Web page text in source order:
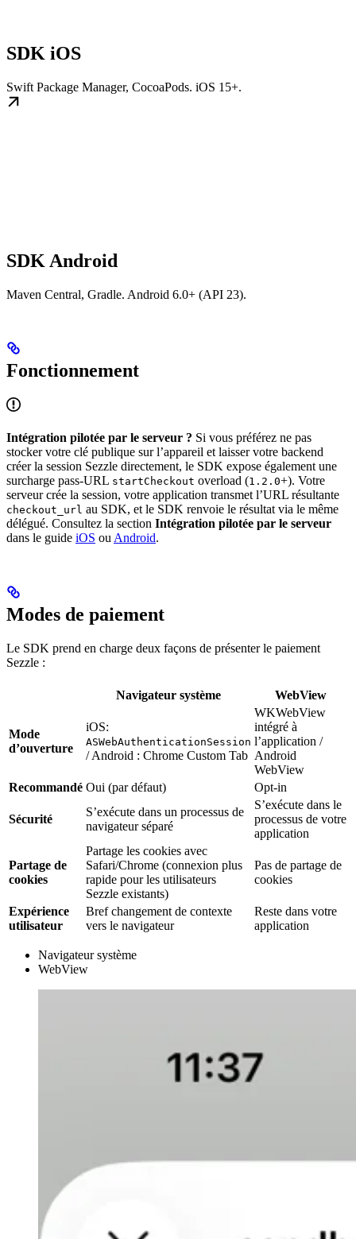
SDK iOS
Swift Package Manager, CocoaPods. iOS 15+.
SDK Android
Maven Central, Gradle. Android 6.0+ (API 23).
Fonctionnement
Intégration pilotée par le serveur ? Si vous préférez ne pas
stocker votre clé publique sur l’appareil et laisser votre backend
créer la session Sezzle directement, le SDK expose également une
surcharge pass-URL startCheckout overload (1.2.0+). Votre
serveur crée la session, votre application transmet l’URL résultante
checkout_url au SDK, et le SDK renvoie le résultat via le même
délégué. Consultez la section Intégration pilotée par le serveur
dans le guide iOS ou Android.
Modes de paiement
Le SDK prend en charge deux façons de présenter le paiement
Sezzle :
Navigateur système WebView
Mode
d’ouverture
iOS:
ASWebAuthenticationSession
/ Android : Chrome Custom Tab
WKWebView
intégré à
l’application /
Android
WebView
Recommandé Oui (par défaut) Opt-in
Sécurité
S’exécute dans un processus de
navigateur séparé
S’exécute dans le
processus de votre
application
Partage de
cookies
Partage les cookies avec
Safari/Chrome (connexion plus
rapide pour les utilisateurs
Sezzle existants)
Pas de partage de
cookies
Expérience
utilisateur
Bref changement de contexte
vers le navigateur
Reste dans votre
application
Navigateur système
WebView